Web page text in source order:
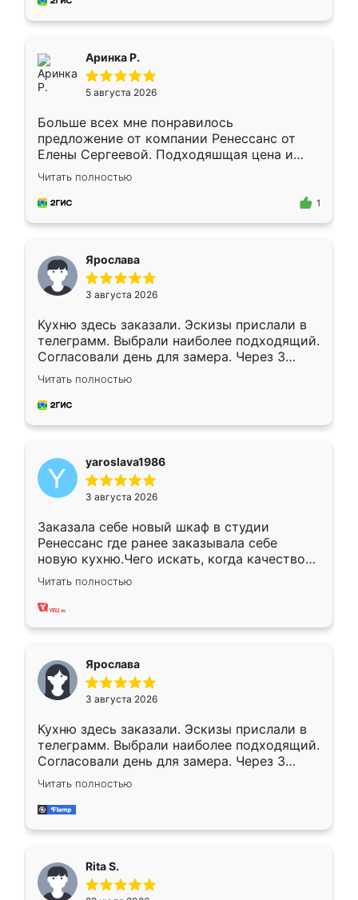
Аринка Р.
5 августа 2026
Больше всех мне понравилось
предложение от компании Ренессанс от
Елены Сергеевой. Подходяшщая цена и
короткие сроки изготовления. Приехавший
для замера сотрудник Владислав
предложил по моему эскизу самый
Читать полностью
1
Ярослава
3 августа 2026
Кухню здесь заказали. Эскизы прислали в
телеграмм. Выбрали наиболее подходящий.
Согласовали день для замера. Через 3
недели кухня была уже готова. Остались
довольны работой. Спасибо Ренессанс
мебель за качественную работу!
Читать полностью
yaroslava1986
3 августа 2026
Заказала себе новый шкаф в студии
Ренессанс где ранее заказывала себе
новую кухню.Чего искать, когда качеством
вполне довольна. Служит кухня уже почти
два года, нареканий нет.
Читать полностью
Ярослава
3 августа 2026
Кухню здесь заказали. Эскизы прислали в
телеграмм. Выбрали наиболее подходящий.
Согласовали день для замера. Через 3
недели кухня была уже готова. Остались
довольны работой. Спасибо Ренессанс
мебель за качественную работу!
Читать полностью
Rita S.